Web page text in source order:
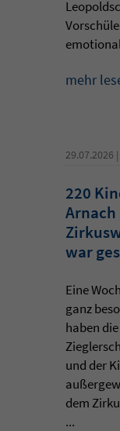
mehr
29.07.2026 |
220
war
Eine
ganz
haben
und der
dem
...